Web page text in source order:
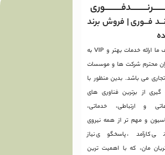
فــوری | فروش برند
هدف ما ارائه خدمات بهتر و VIP به
محترم شرکت ها و موسسات
می باشد. بدین منظور با
گیری از برترین فناوری های
و ارتباطی، خدماتی،
و مهم تر از همه نیروی
کارآمد، پاسخگوی نیاز
مان، که با اهمیت ترین